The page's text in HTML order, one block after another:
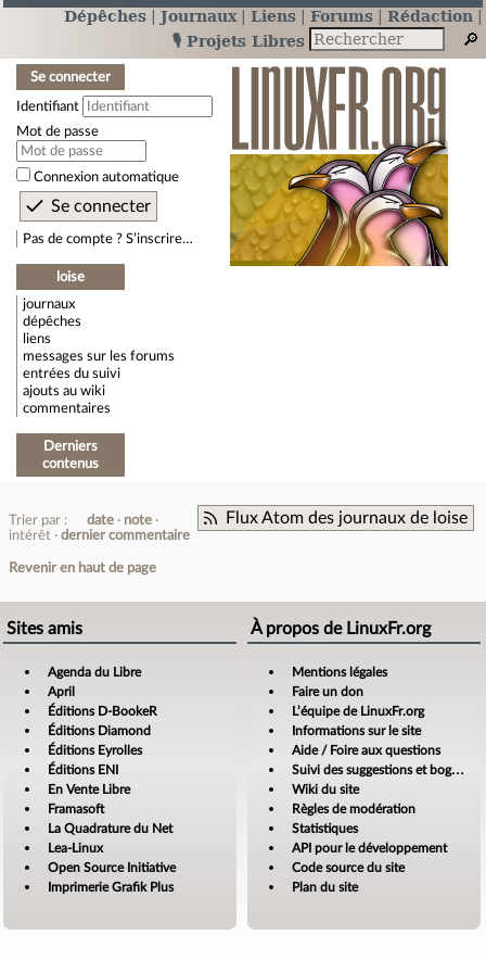
Dépêches Journaux Liens Forums
Rédaction
🎙️ Projets Libres
Se connecter
Identifiant
Mot de passe
Connexion automatique
Pas de compte ? S’inscrire…
loise
journaux
dépêches
liens
messages sur les forums
entrées du suivi
ajouts au wiki
commentaires
Derniers
contenus
Flux Atom des journaux de loise
Trier par : date
note
intérêt
dernier commentaire
Revenir en haut de page
Sites amis
Agenda du Libre
April
Éditions D-BookeR
Éditions Diamond
Éditions Eyrolles
Éditions ENI
En Vente Libre
Framasoft
La Quadrature du Net
Lea-Linux
Open Source Initiative
Imprimerie Grafik Plus
À propos de LinuxFr.org
Mentions légales
Faire un don
L’équipe de LinuxFr.org
Informations sur le site
Aide / Foire aux questions
Suivi des suggestions et bogues
Wiki du site
Règles de modération
Statistiques
API pour le développement
Code source du site
Plan du site